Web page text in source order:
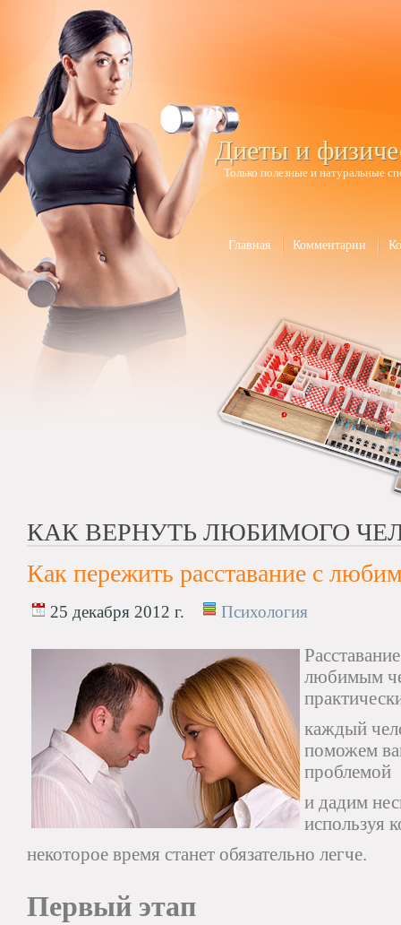
Диеты и
Только полезные и натуральные
Главная Комментарии
КАК ВЕРНУТЬ ЛЮБИМОГО
Как пережить расставание с
25 декабря 2012 г. Психология
любимым
каждый
поможем
проблемой
и дадим
используя
некоторое время станет обязательно легче.
Первый этап